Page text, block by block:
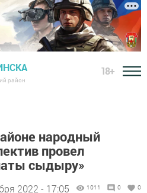
район
18+
народный
провел
сыдыру»
2022 - 17:05 1011 0 0